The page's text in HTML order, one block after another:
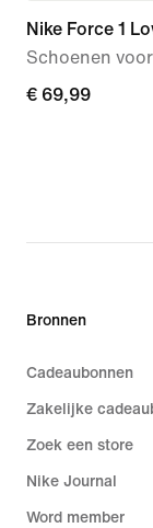
Nike Force 1
Schoenen
€ 69,99
€ 69,99
Bronnen
Cadeaubonnen
Zakelijke
Zoek een store
Nike Journal
Word member